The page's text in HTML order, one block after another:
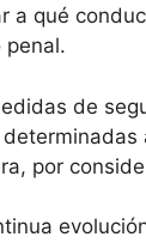
qué
penal.
de
por